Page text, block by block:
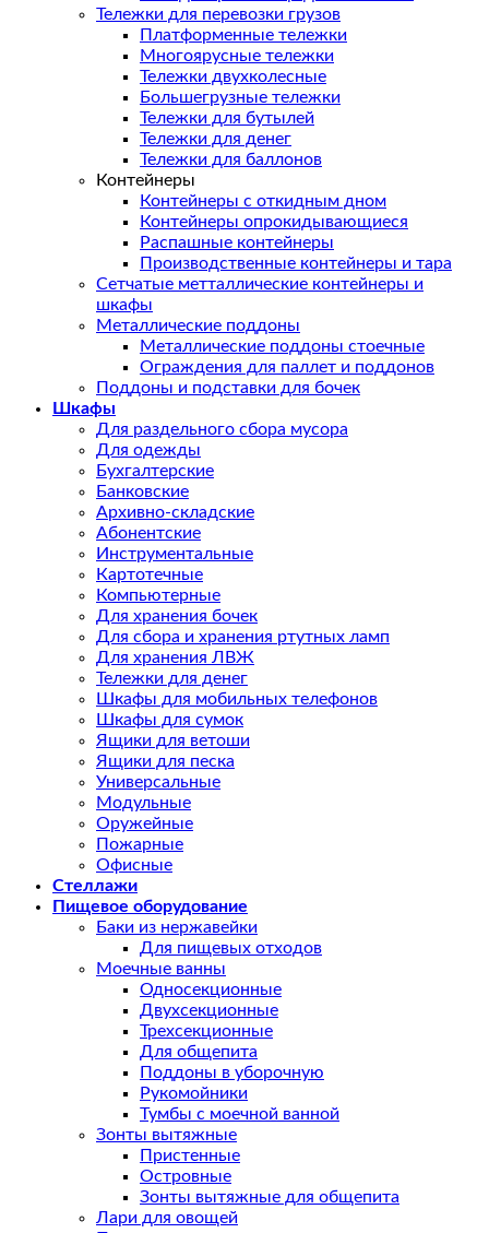
Тележки для перевозки грузов
Платформенные тележки
Многоярусные тележки
Тележки двухколесные
Большегрузные тележки
Тележки для бутылей
Тележки для денег
Тележки для баллонов
Контейнеры
Контейнеры с откидным дном
Контейнеры опрокидывающиеся
Распашные контейнеры
Производственные контейнеры и тара
Сетчатые метталлические контейнеры и
шкафы
Металлические поддоны
Металлические поддоны стоечные
Ограждения для паллет и поддонов
Поддоны и подставки для бочек
Шкафы
Для раздельного сбора мусора
Для одежды
Бухгалтерские
Банковские
Архивно-складские
Абонентские
Инструментальные
Картотечные
Компьютерные
Для хранения бочек
Для сбора и хранения ртутных ламп
Для хранения ЛВЖ
Тележки для денег
Шкафы для мобильных телефонов
Шкафы для сумок
Ящики для ветоши
Ящики для песка
Универсальные
Модульные
Оружейные
Пожарные
Офисные
Стеллажи
Пищевое оборудование
Баки из нержавейки
Для пищевых отходов
Моечные ванны
Односекционные
Двухсекционные
Трехсекционные
Для общепита
Поддоны в уборочную
Рукомойники
Тумбы с моечной ванной
Зонты вытяжные
Пристенные
Островные
Зонты вытяжные для общепита
Лари для овощей